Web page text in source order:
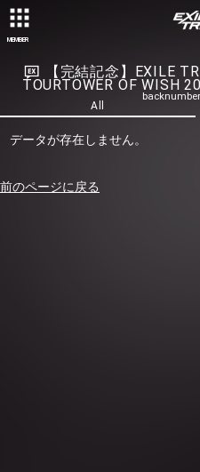
MEMBER
【完結記念】EXILE
TOURTOWER OF WISH
All
データが存在しません。
前のページに戻る